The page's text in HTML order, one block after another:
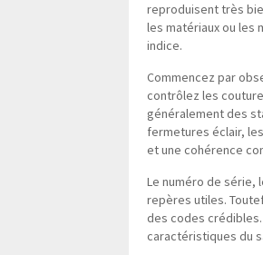
reproduisent très
les matériaux ou les
indice.
Commencez par
contrôlez les
généralement des
fermetures éclair,
et une cohérence
Le numéro de série,
repères utiles.
des codes
caractéristiques du